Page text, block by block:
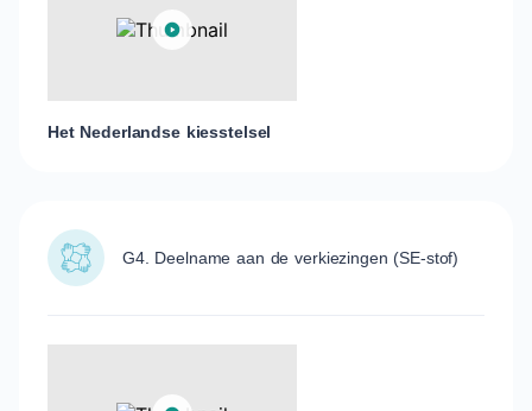
Het Nederlandse kiesstelsel
G4. Deelname aan de verkiezingen (SE-stof)